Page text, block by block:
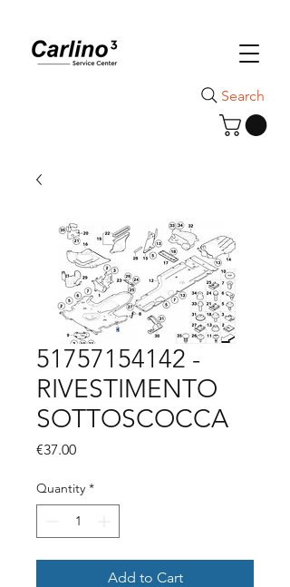
Search
51757154142 -
RIVESTIMENTO
SOTTOSCOCCA
€37.00Price
Quantity *
Add to Cart